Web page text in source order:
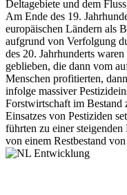
Deltagebiete und dem
Am Ende des 19.
europäischen Ländern als
aufgrund von Verfolgung
des 20. Jahrhunderts
geblieben, die dann vom
Menschen profitierten,
infolge massiver
Forstwirtschaft im Bestand
Einsatzes von Pestiziden
führten zu einer
von einem Restbestand